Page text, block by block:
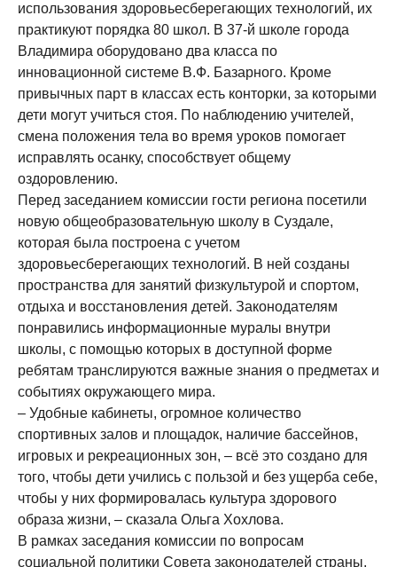
использования здоровьесберегающих технологий, их
практикуют порядка 80 школ. В 37-й школе города
Владимира оборудовано два класса по
инновационной системе В.Ф. Базарного. Кроме
привычных парт в классах есть конторки, за которыми
дети могут учиться стоя. По наблюдению учителей,
смена положения тела во время уроков помогает
исправлять осанку, способствует общему
оздоровлению.
Перед заседанием комиссии гости региона посетили
новую общеобразовательную школу в Суздале,
которая была построена с учетом
здоровьесберегающих технологий. В ней созданы
пространства для занятий физкультурой и спортом,
отдыха и восстановления детей. Законодателям
понравились информационные муралы внутри
школы, с помощью которых в доступной форме
ребятам транслируются важные знания о предметах и
событиях окружающего мира.
– Удобные кабинеты, огромное количество
спортивных залов и площадок, наличие бассейнов,
игровых и рекреационных зон, – всё это создано для
того, чтобы дети учились с пользой и без ущерба себе,
чтобы у них формировалась культура здорового
образа жизни, – сказала Ольга Хохлова.
В рамках заседания комиссии по вопросам
социальной политики Совета законодателей страны,